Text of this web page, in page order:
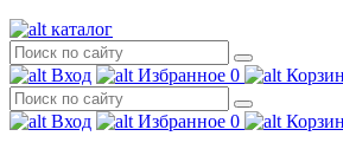
каталог
Вход Избранное 0
Вход Избранное 0